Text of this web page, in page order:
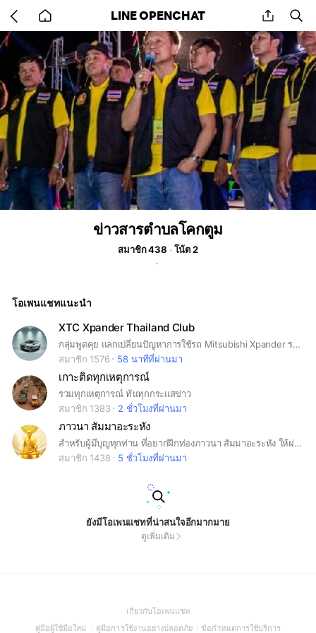
back
to
home
LINE OPENCHAT share
ข่าวสารตำบลโคกตูม
สมาชิก 438 โน้ต 2
โอเพนแชทแนะนำ
XTC Xpander Thailand Club
กลุ่มพูดคุย แลกเปลี่ยนปัญหาการใช้รถ Mitsubishi Xpander รวมทั้งบอกเล่าจัดกิจกรรมร่วมกัน
สมาชิก 1576
58 นาทีที่ผ่านมา
เกาะติดทุกเหตุการณ์
รวมทุกเหตุการณ์ ทันทุกกระแสข่าว
สมาชิก 1383
2 ชั่วโมงที่ผ่านมา
ภาวนา สัมมาอะระหัง
สำหรับผู้มีบุญทุกท่าน ที่อยากฝึกท่องภาวนา สัมมาอะระหัง ให้ผ่านพ้นทุกวิกฤติในชีวิต และชีวิตมีแต่ความเจริญรุ่งเรือง กราบอนุโมทนาบุญกับทุกท่านด้วยนะคะ 🙏🏻🙏🏻🙏🏻😇😇😇
สมาชิก 1438
5 ชั่วโมงที่ผ่านมา
ยังมีโอเพนแชทที่น่าสนใจอีกมากมาย
ดูเพิ่มเติม
เกี่ยวกับโอเพนแชท(Open
in
คู่มือผู้ใช้มือใหม่ (Open
คู่มือการใช้งานอย่างปลอดภัย(Open
ข้อกำหนดการใช้บริการ(Open